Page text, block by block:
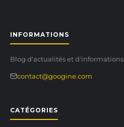
INFORMATIONS
Blog d'actualités et d'informations
contact@googine.com
CATÉGORIES